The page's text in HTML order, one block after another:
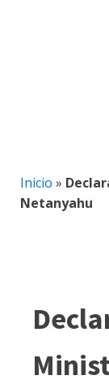
Inicio »
Netanyahu